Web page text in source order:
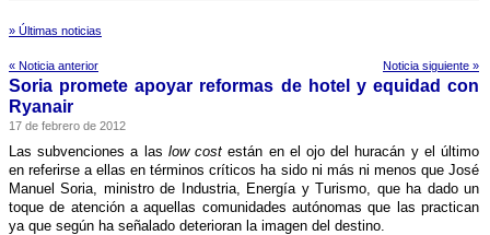
» Últimas noticias
« Noticia anterior Noticia siguiente »
Soria promete apoyar reformas de hotel y equidad con
Ryanair
17 de febrero de 2012
Las subvenciones a las low cost están en el ojo del huracán y el último
en referirse a ellas en términos crí­ticos ha sido ni más ni menos que José
Manuel Soria, ministro de Industria, Energí­a y Turismo, que ha dado un
toque de atención a aquellas comunidades autónomas que las practican
ya que según ha señalado deterioran la imagen del destino.